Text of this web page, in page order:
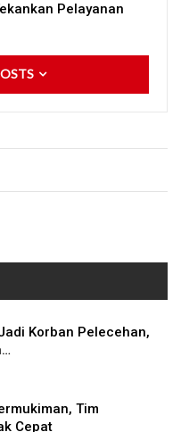
Pelayanan
Korban Pelecehan,
Tim
Cepat